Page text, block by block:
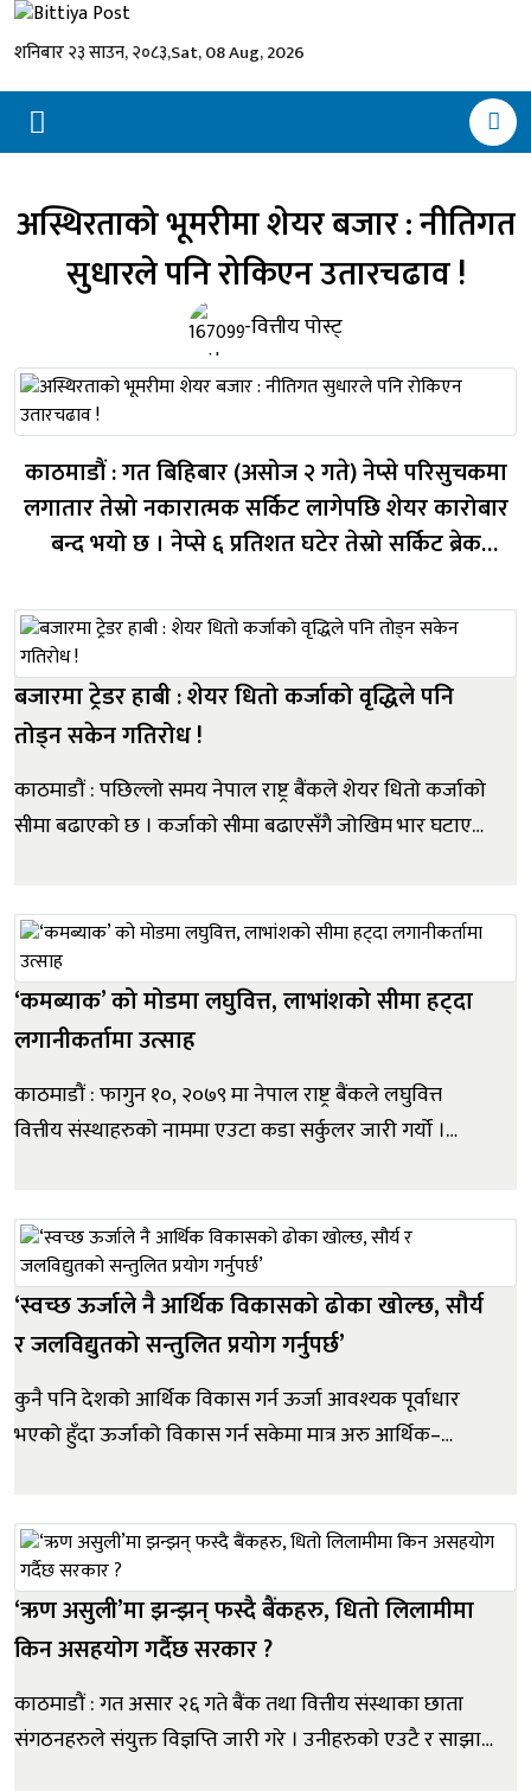
शनिबार २३ साउन, २०८३,Sat, 08 Aug, 2026
अस्थिरताको भूमरीमा शेयर बजार : नीतिगत
सुधारले पनि रोकिएन उतारचढाव !
-वित्तीय पोस्ट्
काठमाडौं : गत बिहिबार (असोज २ गते) नेप्से परिसुचकमा
लगातार तेस्रो नकारात्मक सर्किट लागेपछि शेयर कारोबार
बन्द भयो छ । नेप्से ६ प्रतिशत घटेर तेस्रो सर्किट ब्रेक
पश्चात पहिलो दिन खुलेको बजारमा २ मिनेटमा नै नेप्से
परिसूचक ४ प्रतिशत घटेपछि पहिलो सर्...
बजारमा ट्रेडर हाबी : शेयर धितो कर्जाको वृद्धिले पनि
तोड्न सकेन गतिरोध !
काठमाडौं : पछिल्लो समय नेपाल राष्ट्र बैंकले शेयर धितो कर्जाको
सीमा बढाएकाे छ । कर्जाकाे सीमा बढाएसँगै जोखिम भार घटाए
पनि निरन्तर घटिरहेको अवस्थामा पनि नेप्से परिसूचकमा स्थिरता
आउन सकेको छै...
‘कमब्याक’ को मोडमा लघुवित्त, लाभांशको सीमा हट्दा
लगानीकर्तामा उत्साह
काठमाडौं : फागुन १०, २०७९ मा नेपाल राष्ट्र बैंकले लघुवित्त
वित्तीय संस्थाहरुको नाममा एउटा कडा सर्कुलर जारी गर्यो ।
प्रतिशतभन्दा बढी लाभांश वितरण नगर्नू।’ अन्...
‘स्वच्छ ऊर्जाले नै आर्थिक विकासको ढोका खोल्छ, सौर्य
र जलविद्युतको सन्तुलित प्रयोग गर्नुपर्छ’
कुनै पनि देशको आर्थिक विकास गर्न ऊर्जा आवश्यक पूर्वाधार
भएको हुँदा ऊर्जाको विकास गर्न सकेमा मात्र अरु आर्थिक–
जानुपर्ने विषयमा विश्वव्यापी रुपमा बहस भइरहेको देखिन्छ ।
नेपालमा पनि स्वच्छ...
‘ऋण असुली’मा झन्झन् फस्दै बैंकहरु, धितो लिलामीमा
किन असहयोग गर्दैछ सरकार ?
काठमाडौं : गत असार २६ गते बैंक तथा वित्तीय संस्थाका छाता
संगठनहरुले संयुक्त विज्ञप्ति जारी गरे । उनीहरुको एउटै र साझा